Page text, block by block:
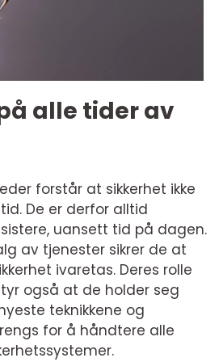
alle tider av
forstår at sikkerhet ikke
De er derfor alltid
uansett tid på dagen.
av tjenester sikrer de at
ivaretas. Deres rolle
også at de holder seg
teknikkene og
for å håndtere alle